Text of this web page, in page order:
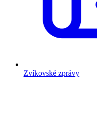
Zvíkovské zprávy